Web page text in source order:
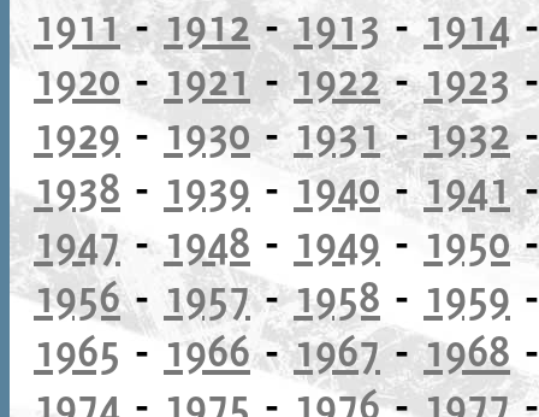
1911-1912-1913 -1914
1920 -1921-1922-1923
1929 -1930-1931-1932
1938 - 1939 - 1940-1941
1947- 1948 - 1949 - 1950
1956- 1957-1958 - 1959
1965 - 1966-1967-1968
1974 - 1975 - 1976-1977